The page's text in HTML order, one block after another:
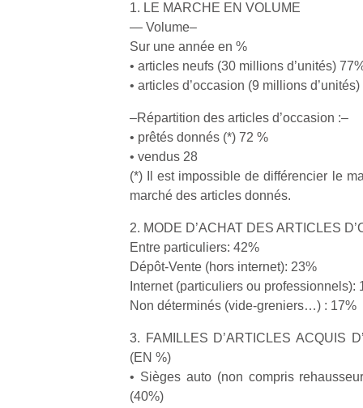
1. LE MARCHE EN VOLUME
— Volume–
Sur une année en %
• articles neufs (30 millions d’unités)
• articles d’occasion (9 millions
–Répartition des articles d’occasion :–
• prêtés donnés (*) 72 %
• vendus 28
(*) Il est impossible de différencier le
marché des articles donnés.
2. MODE D’ACHAT DES ARTICLES
Entre particuliers: 42%
Dépôt-Vente (hors internet): 23%
Internet (particuliers ou professionnels):
Non déterminés (vide-greniers…) : 17%
3. FAMILLES D’ARTICLES ACQUIS
(EN %)
• Sièges auto (non compris
(40%)